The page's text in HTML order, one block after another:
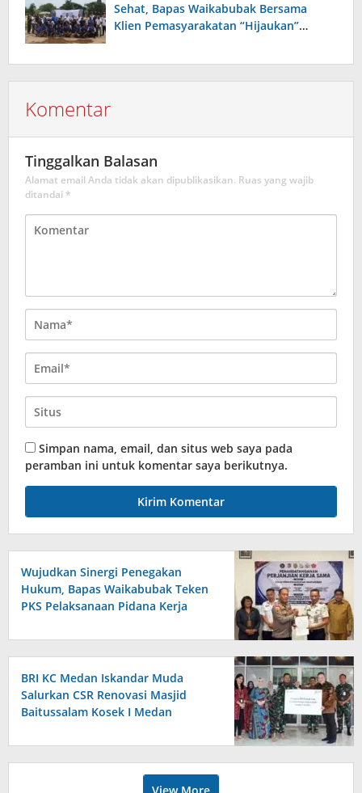
Sehat, Bapas Waikabubak Bersama
Klien Pemasyarakatan “Hijaukan”
Komentar
Tinggalkan Balasan
Alamat email Anda tidak akan dipublikasikan. Ruas yang wajib
ditandai *
Simpan nama, email, dan situs web saya pada
peramban ini untuk komentar saya berikutnya.
Wujudkan Sinergi Penegakan
Hukum, Bapas Waikabubak Teken
PKS Pelaksanaan Pidana Kerja
Sumba Timur
BRI KC Medan Iskandar Muda
Salurkan CSR Renovasi Masjid
Baitussalam Kosek I Medan